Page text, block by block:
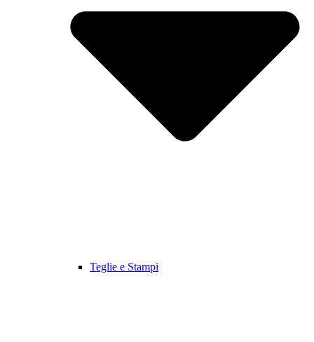
Teglie e Stampi